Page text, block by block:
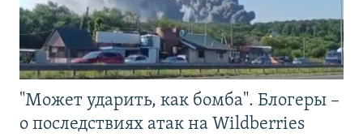
"Может ударить, как бомба". Блогеры –
о последствиях атак на Wildberries